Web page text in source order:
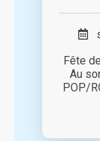
Fête
Au
POP/